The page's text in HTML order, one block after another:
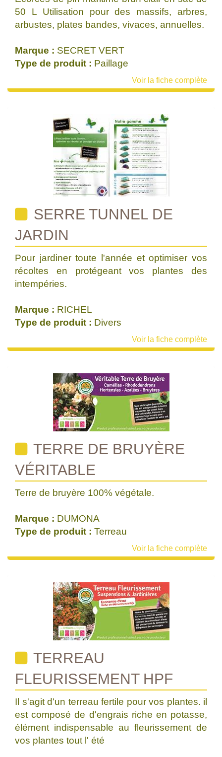
50 L Utilisation pour des massifs, arbres,
arbustes, plates bandes, vivaces, annuelles.
Marque : SECRET VERT
Type de produit : Paillage
Voir la fiche complète
SERRE TUNNEL DE
JARDIN
Pour jardiner toute l'année et optimiser vos
récoltes en protégeant vos plantes des
intempéries.
Marque : RICHEL
Type de produit : Divers
Voir la fiche complète
TERRE DE BRUYÈRE
VÉRITABLE
Terre de bruyère 100% végétale.
Marque : DUMONA
Type de produit : Terreau
Voir la fiche complète
TERREAU
FLEURISSEMENT HPF
Il s'agit d'un terreau fertile pour vos plantes. il
est composé de d'engrais riche en potasse,
élément indispensable au fleurissement de
vos plantes tout l' été